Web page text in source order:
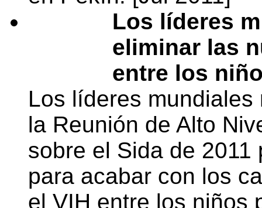
Los líderes
eliminar las
entre los
Los líderes
la Reunión de Alto
sobre el Sida de
para acabar con los
el VIH entre los niños